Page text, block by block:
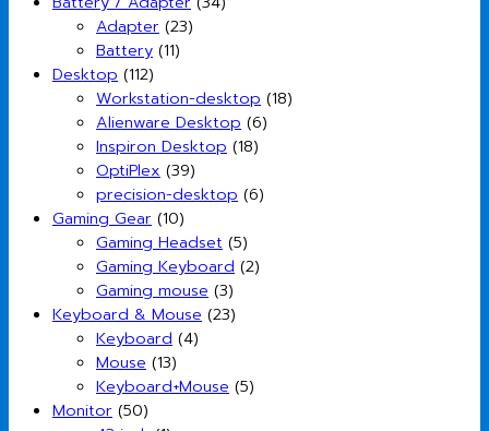
Adapter (23)
Battery (11)
Desktop (112)
Workstation-desktop (18)
Alienware Desktop (6)
Inspiron Desktop (18)
OptiPlex (39)
precision-desktop (6)
Gaming Gear (10)
Gaming Headset (5)
Gaming Keyboard (2)
Gaming mouse (3)
Keyboard & Mouse (23)
Keyboard (4)
Mouse (13)
Keyboard+Mouse (5)
Monitor (50)